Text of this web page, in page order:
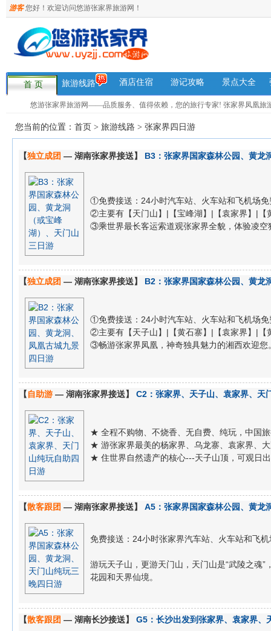
游客您好！欢迎访问悠游张家界旅游网！
首 页
悠游张家界旅游网——品质服务、值得依赖，您的旅行专家! 张家界凤凰旅
旅游线路 酒店住宿 游记攻略 景点大全
您当前的位置： 首页 > 旅游线路 > 张家界四日游
【独立成团 — 湖南张家界接送】 B3：张家界国家森林公园、黄龙
①免费接送：24小时汽车站、火车站和飞机场免
②主要有【天门山】|【宝峰湖】|【袁家界】|【
③乘世界最长客运索道观张家界全貌，体验凌空
【独立成团 — 湖南张家界接送】 B2：张家界国家森林公园、黄龙
①免费接送：24小时汽车站、火车站和飞机场免
②主要有【天子山】|【黄石寨】|【袁家界】|【
③畅游张家界凤凰，神奇独具魅力的湘西欢迎您
【 自助游 — 湖南张家界接送】 C2：张家界、天子山、袁家界、天
★ 全程不购物、不烧香、无自费、纯玩，中国
★ 游张家界最美的杨家界、乌龙寨、袁家界、
★ 住世界自然遗产的核心---天子山顶，可观日
【散客跟团 — 湖南张家界接送】 A5：张家界国家森林公园、黄龙
免费接送：24小时张家界汽车站、火车站和飞
游玩天子山，更游天门山，天门山是“武陵之魂
花园和天界仙境。
【散客跟团 — 湖南长沙接送】 G5：长沙出发到张家界、袁家界、